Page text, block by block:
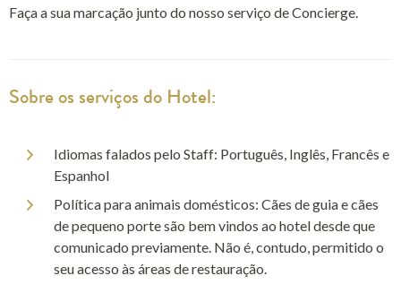
Faça a sua marcação junto do nosso serviço de Concierge.
Sobre os serviços do Hotel:
Idiomas falados pelo Staff: Português, Inglês, Francês e
Espanhol
Política para animais domésticos: Cães de guia e cães
de pequeno porte são bem vindos ao hotel desde que
comunicado previamente. Não é, contudo, permitido o
seu acesso às áreas de restauração.